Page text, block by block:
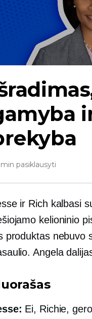
pasiklausyti
ir Rich kalbasi
kelioninio
produktas nebuvo
Angela
Ei, Richie,